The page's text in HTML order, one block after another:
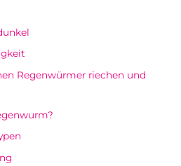
Regenwürmer riechen und